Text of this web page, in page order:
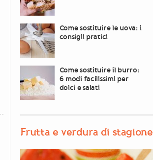
Come sostituire le uova: i
consigli pratici
Come sostituire il burro:
6 modi facilissimi per
dolci e salati
Frutta e verdura di stagione